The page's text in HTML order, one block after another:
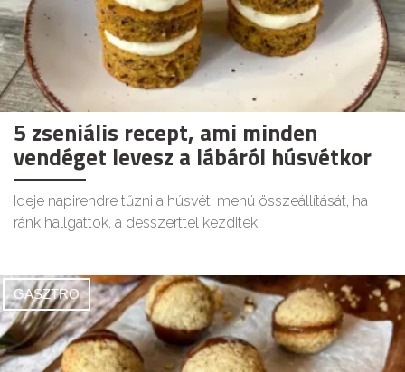
5 zseniális recept, ami minden
vendéget levesz a lábáról húsvétkor
Ideje napirendre tűzni a húsvéti menü összeállítását, ha
ránk hallgattok, a desszerttel kezditek!
GASZTRO